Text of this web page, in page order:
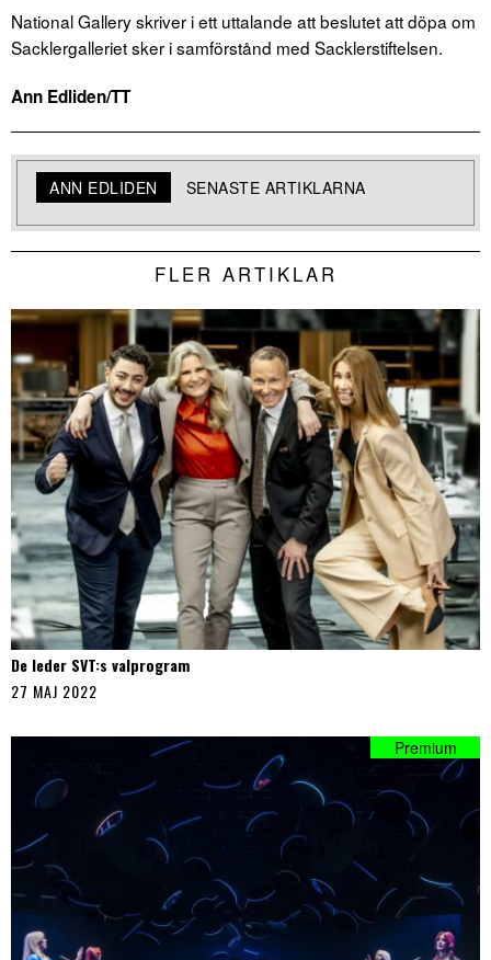
National Gallery skriver i ett uttalande att beslutet att döpa om
Sacklergalleriet sker i samförstånd med Sacklerstiftelsen.
Ann Edliden/TT
ANN EDLIDEN SENASTE ARTIKLARNA
FLER ARTIKLAR
De leder SVT:s valprogram
27 MAJ 2022